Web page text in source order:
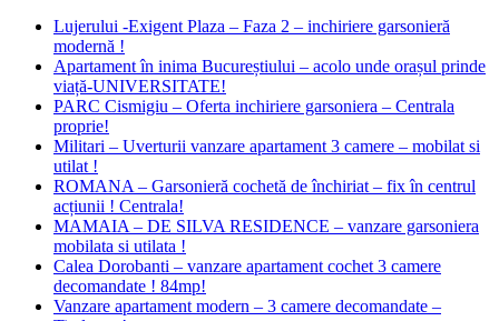
Lujerului -Exigent Plaza – Faza 2 – inchiriere garsonieră
modernă !
Apartament în inima Bucureștiului – acolo unde orașul prinde
viață-UNIVERSITATE!
PARC Cismigiu – Oferta inchiriere garsoniera – Centrala
proprie!
Militari – Uverturii vanzare apartament 3 camere – mobilat si
utilat !
ROMANA – Garsonieră cochetă de închiriat – fix în centrul
acțiunii ! Centrala!
MAMAIA – DE SILVA RESIDENCE – vanzare garsoniera
mobilata si utilata !
Calea Dorobanti – vanzare apartament cochet 3 camere
decomandate ! 84mp!
Vanzare apartament modern – 3 camere decomandate –